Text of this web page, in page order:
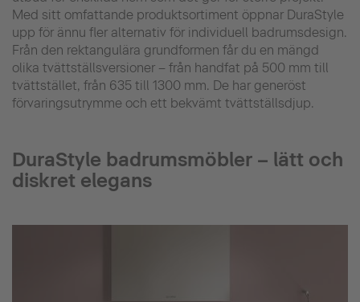
Med sitt omfattande produktsortiment öppnar DuraStyle
upp för ännu fler alternativ för individuell badrumsdesign.
Från den rektangulära grundformen får du en mängd
olika tvättställsversioner – från handfat på 500 mm till
tvättstället, från 635 till 1300 mm. De har generöst
förvaringsutrymme och ett bekvämt tvättställsdjup.
DuraStyle badrumsmöbler – lätt och
diskret elegans